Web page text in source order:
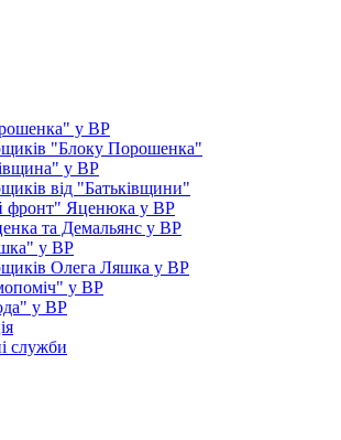
у ВР
"Блоку Порошенка"
у ВР
від "Батьківщини"
фронт" Яценюка у ВР
та Демальянс у ВР
у ВР
Олега Ляшка у ВР
у ВР
у ВР
служби